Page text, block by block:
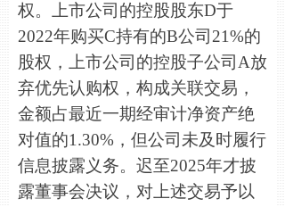
权。上市公司的控股股东D于
2022年购买C持有的B公司21%的
股权，上市公司的控股子公司A放
弃优先认购权，构成关联交易，
金额占最近一期经审计净资产绝
对值的1.30%，但公司未及时履行
信息披露义务。迟至2025年才披
露董事会决议，对上述交易予以